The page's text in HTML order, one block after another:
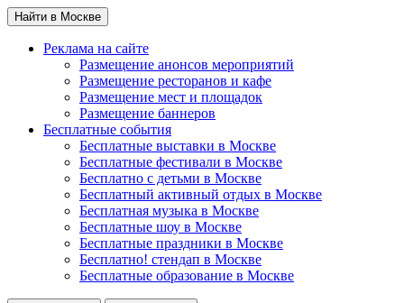
Найти в Москве
Реклама на сайте
Размещение анонсов мероприятий
Размещение ресторанов и кафе
Размещение мест и площадок
Размещение баннеров
Бесплатные события
Бесплатные выставки в Москве
Бесплатные фестивали в Москве
Бесплатно с детьми в Москве
Бесплатный активный отдых в Москве
Бесплатная музыка в Москве
Бесплатные шоу в Москве
Бесплатные праздники в Москве
Бесплатно! стендап в Москве
Бесплатные образование в Москве